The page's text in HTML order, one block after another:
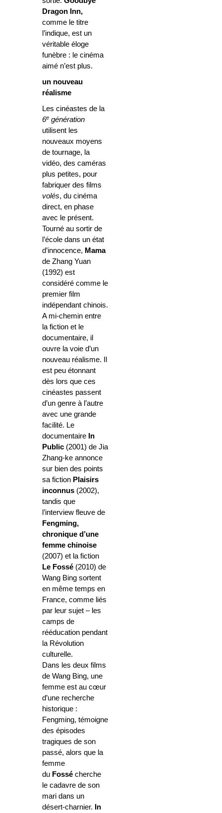
Dragon Inn,
comme le titre
l’indique, est un
véritable éloge
funèbre : le cinéma
aimé n’est plus.
un nouveau
réalisme
Les cinéastes de la
6e génération
utilisent les
nouveaux moyens
de tournage, la
vidéo, des caméras
plus petites, pour
fabriquer des films
volés, du cinéma
direct, en phase
avec le présent.
Tourné au sortir de
l’école dans un état
d’innocence, Mama
de Zhang Yuan
(1992) est
considéré comme le
premier film
indépendant chinois.
A mi-chemin entre
la fiction et le
documentaire, il
ouvre la voie d’un
nouveau réalisme. Il
est peu étonnant
dès lors que ces
cinéastes passent
d’un genre à l’autre
avec une grande
facilité. Le
documentaire In
Public (2001) de Jia
Zhang-ke annonce
sur bien des points
sa fiction Plaisirs
inconnus (2002),
tandis que
l’interview fleuve de
Fengming,
chronique d’une
femme chinoise
(2007) et la fiction
Le Fossé (2010) de
Wang Bing sortent
en même temps en
France, comme liés
par leur sujet – les
camps de
rééducation pendant
la Révolution
culturelle.
Dans les deux films
de Wang Bing, une
femme est au cœur
d’une recherche
historique :
Fengming, témoigne
des épisodes
tragiques de son
passé, alors que la
femme
du Fossé cherche
le cadavre de son
mari dans un
désert-charnier.
In